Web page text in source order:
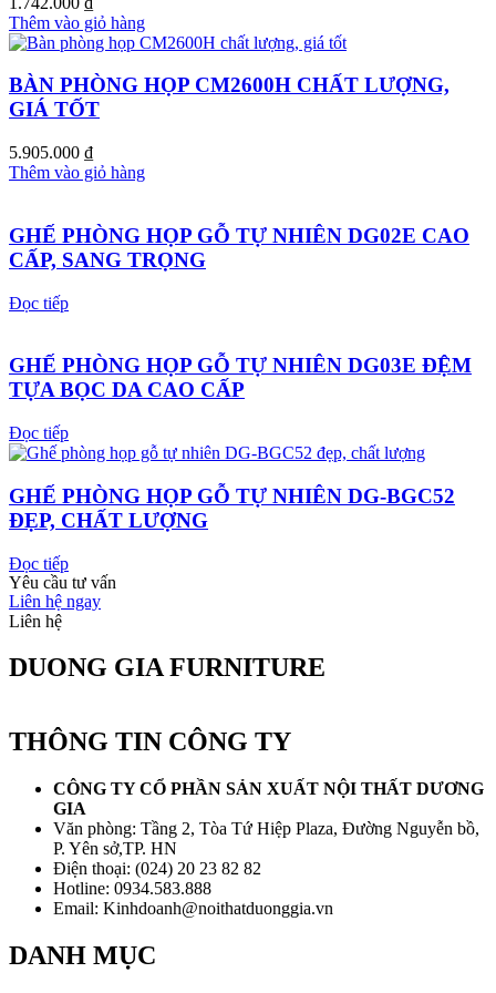
Thêm vào giỏ hàng
BÀN PHÒNG HỌP CM2600H CHẤT LƯỢNG,
GIÁ TỐT
5.905.000 ₫
Thêm vào giỏ hàng
GHẾ PHÒNG HỌP GỖ TỰ NHIÊN DG02E CAO
CẤP, SANG TRỌNG
Đọc tiếp
GHẾ PHÒNG HỌP GỖ TỰ NHIÊN DG03E ĐỆM
TỰA BỌC DA CAO CẤP
Đọc tiếp
GHẾ PHÒNG HỌP GỖ TỰ NHIÊN DG-BGC52
ĐẸP, CHẤT LƯỢNG
Đọc tiếp
Yêu cầu tư vấn
Liên hệ ngay
Liên hệ
DUONG GIA FURNITURE
THÔNG TIN CÔNG TY
CÔNG TY CỔ PHẦN SẢN XUẤT NỘI THẤT DƯƠNG
GIA
Văn phòng: Tầng 2, Tòa Tứ Hiệp Plaza, Đường Nguyễn bồ,
P. Yên sở,TP. HN
Điện thoại: (024) 20 23 82 82
Hotline: 0934.583.888
Email: Kinhdoanh@noithatduonggia.vn
DANH MỤC